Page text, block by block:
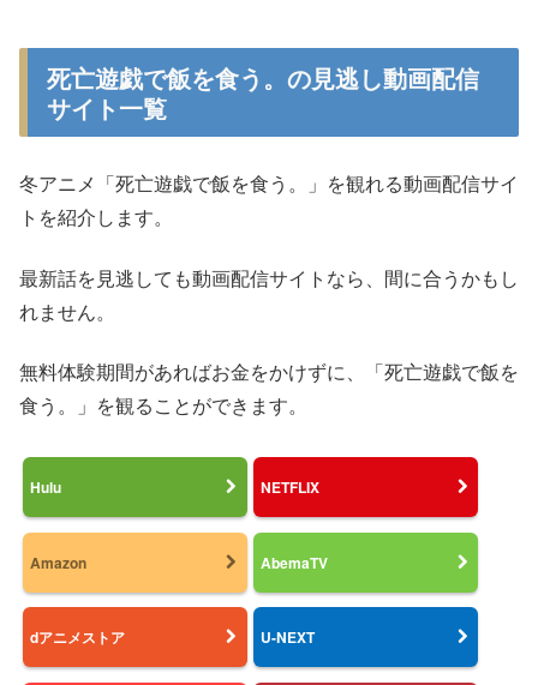
死亡遊戯で飯を食う。の見逃し動画配信
サイト一覧
冬アニメ「死亡遊戯で飯を食う。」を観れる動画配信サイ
トを紹介します。
最新話を見逃しても動画配信サイトなら、間に合うかもし
れません。
無料体験期間があればお金をかけずに、「死亡遊戯で飯を
食う。」を観ることができます。
Hulu NETFLIX
Amazon AbemaTV
dアニメストア U-NEXT